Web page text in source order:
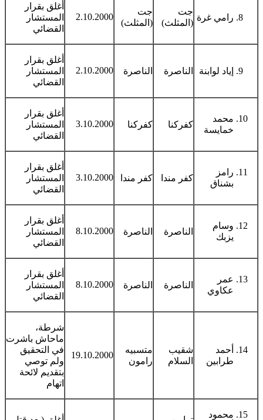
رامي غرة
جت
(المثلث)
جت
(المثلث)
2.10.2000
أغلق بقرار
المستشار
القضائي
إياد لوابنة الناصرة الناصرة 2.10.2000
أغلق بقرار
المستشار
القضائي
محمد
خمايسة
كفركنا كفركنا 3.10.2000
أغلق بقرار
المستشار
القضائي
رامز
بشناق
كفر مندا كفر مندا 3.10.2000
أغلق بقرار
المستشار
القضائي
وسام
يزبك
الناصرة الناصرة 8.10.2000
أغلق بقرار
المستشار
القضائي
عمر
عكاوي
الناصرة الناصرة 8.10.2000
أغلق بقرار
المستشار
القضائي
أحمد
طرابين
شقيب
السلام
متسبيه
رامون
19.10.2000
شرطة،
ماحاش باشرت
في التحقيق
ولم توصي
بتقديم لائحة
اتهام
محمود